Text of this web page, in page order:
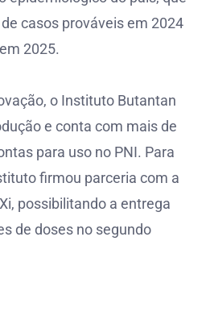
casos prováveis em 2024
2025.
o Instituto Butantan
e conta com mais de
para uso no PNI. Para
firmou parceria com a
possibilitando a entrega
de doses no segundo